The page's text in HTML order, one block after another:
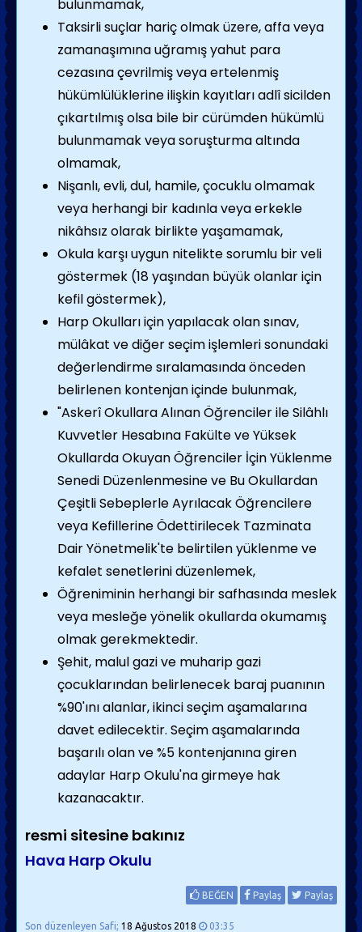
bulunmamak,
Taksirli suçlar hariç olmak üzere, affa veya
zamanaşımına uğramış yahut para
cezasına çevrilmiş veya ertelenmiş
hükümlülüklerine ilişkin kayıtları adlî sicilden
çıkartılmış olsa bile bir cürümden hükümlü
bulunmamak veya soruşturma altında
olmamak,
Nişanlı, evli, dul, hamile, çocuklu olmamak
veya herhangi bir kadınla veya erkekle
nikâhsız olarak birlikte yaşamamak,
Okula karşı uygun nitelikte sorumlu bir veli
göstermek (18 yaşından büyük olanlar için
kefil göstermek),
Harp Okulları için yapılacak olan sınav,
mülâkat ve diğer seçim işlemleri sonundaki
değerlendirme sıralamasında önceden
belirlenen kontenjan içinde bulunmak,
"Askerî Okullara Alınan Öğrenciler ile Silâhlı
Kuvvetler Hesabına Fakülte ve Yüksek
Okullarda Okuyan Öğrenciler İçin Yüklenme
Senedi Düzenlenmesine ve Bu Okullardan
Çeşitli Sebeplerle Ayrılacak Öğrencilere
veya Kefillerine Ödettirilecek Tazminata
Dair Yönetmelik'te belirtilen yüklenme ve
kefalet senetlerini düzenlemek,
Öğreniminin herhangi bir safhasında meslek
veya mesleğe yönelik okullarda okumamış
olmak gerekmektedir.
Şehit, malul gazi ve muharip gazi
çocuklarından belirlenecek baraj puanının
%90'ını alanlar, ikinci seçim aşamalarına
davet edilecektir. Seçim aşamalarında
başarılı olan ve %5 kontenjanına giren
adaylar Harp Okulu'na girmeye hak
kazanacaktır.
resmi sitesine bakınız
Hava Harp Okulu
BEĞEN Paylaş Paylaş
Son düzenleyen Safi; 18 Ağustos 2018 03:35